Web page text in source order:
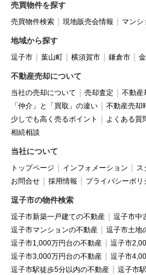
売買物件を探す
売買物件検索 現地販売会情報 マンシ
地域から探す
逗子市 葉山町 横須賀市 鎌倉市
不動産売却について
当社の売却について 売却査定
不動産
「仲介」と「買取」の違い
不動産売却
少しでも高く売るポイント
よくある質
相続相談
当社について
トップページ インフォメーション ス
お問合せ
採用情報 プライバシーポリ
逗子市の物件検索
逗子市新築一戸建ての不動産
逗子市中
逗子市マンションの不動産
逗子市土地
逗子市1,000万円台の不動産
逗子市
逗子市3,000万円台の不動産
逗子市
逗子市駅徒歩5分以内の不動産
逗子市